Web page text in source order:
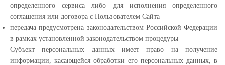
определенного сервиса либо для исполнения определенного
соглашения или договора с Пользователем Сайта
передача предусмотрена законодательством Российской Федерации
в рамках установленной законодательством процедуры
Субъект персональных данных имеет право на получение
информации, касающейся обработки его персональных данных, в